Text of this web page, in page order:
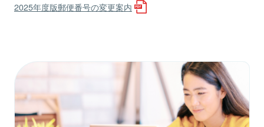
2025年度版郵便番号の変更案内